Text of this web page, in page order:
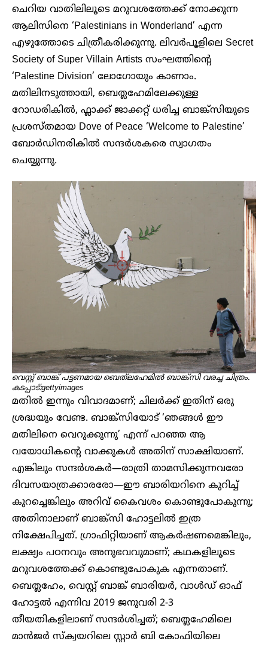
ചെറിയ വാതിലിലൂടെ മറുവശത്തേക്ക് നോക്കുന്ന
ആലിസിനെ ‘Palestinians in Wonderland’ എന്ന
എഴുത്തോടെ ചിത്രീകരിക്കുന്നു. ലിവർപൂളിലെ Secret
Society of Super Villain Artists സംഘത്തിന്റെ
‘Palestine Division’ ലോഗോയും കാണാം.
മതിലിനടുത്തായി, ബെത്ലഹേമിലേക്കുള്ള
റോഡരികിൽ, ഫ്ലാക്ക് ജാക്കറ്റ് ധരിച്ച ബാങ്ക്സിയുടെ
പ്രശസ്തമായ Dove of Peace ‘Welcome to Palestine’
ബോർഡിനരികിൽ സന്ദർശകരെ സ്വാഗതം
ചെയ്യുന്നു.
വെസ്റ്റ് ബാങ്ക് പട്ടണമായ ബെത്‌ലഹേമിൽ ബാങ്ക്സി വരച്ച ചിത്രം.
കടപ്പാട്:gettyimages
മതിൽ ഇന്നും വിവാദമാണ്; ചിലർക്ക് ഇതിന് ഒരു
ശ്രദ്ധയും വേണ്ട. ബാങ്ക്സിയോട് ‘ഞങ്ങൾ ഈ
മതിലിനെ വെറുക്കുന്നു’ എന്ന് പറഞ്ഞ ആ
വയോധികന്റെ വാക്കുകൾ അതിന് സാക്ഷിയാണ്.
എങ്കിലും സന്ദർശകർ—രാത്രി താമസിക്കുന്നവരോ
ദിവസയാത്രക്കാരരോ—ഈ ബാരിയറിനെ കുറിച്ച്
കുറച്ചെങ്കിലും അറിവ് കൈവശം കൊണ്ടുപോകുന്നു;
അതിനാലാണ് ബാങ്ക്സി ഹോട്ടലിൽ ഇത്ര
നിക്ഷേപിച്ചത്. ഗ്രാഫിറ്റിയാണ് ആകർഷണമെങ്കിലും,
ലക്ഷ്യം പഠനവും അനുഭവവുമാണ്; കഥകളിലൂടെ
മറുവശത്തേക്ക് കൊണ്ടുപോകുക എന്നതാണ്.
ബെത്ലഹേം, വെസ്റ്റ് ബാങ്ക് ബാരിയർ, വാൾഡ് ഓഫ്
ഹോട്ടൽ എന്നിവ 2019 ജനുവരി 2-3
തീയതികളിലാണ് സന്ദർശിച്ചത്; ബെത്ലഹേമിലെ
മാൻജർ സ്ക്വയറിലെ സ്റ്റാർ ബി കോഫിയിലെ